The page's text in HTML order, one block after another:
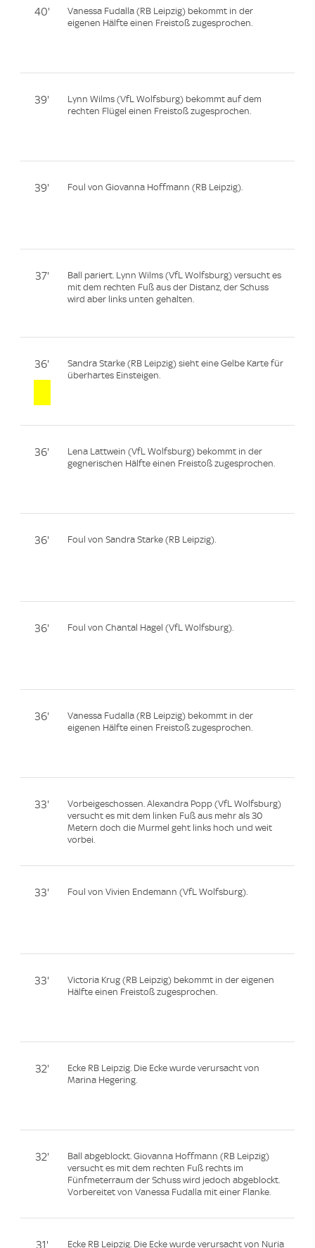
40'
Vanessa Fudalla (RB Leipzig) bekommt in der
eigenen Hälfte einen Freistoß zugesprochen.
39'
Lynn Wilms (VfL Wolfsburg) bekommt auf dem
rechten Flügel einen Freistoß zugesprochen.
39' Foul von Giovanna Hoffmann (RB Leipzig).
37'
Ball pariert. Lynn Wilms (VfL Wolfsburg) versucht es
mit dem rechten Fuß aus der Distanz, der Schuss
wird aber links unten gehalten.
36'
Sandra Starke (RB Leipzig) sieht eine Gelbe Karte für
überhartes Einsteigen.
36'
Lena Lattwein (VfL Wolfsburg) bekommt in der
gegnerischen Hälfte einen Freistoß zugesprochen.
36' Foul von Sandra Starke (RB Leipzig).
36' Foul von Chantal Hagel (VfL Wolfsburg).
36'
Vanessa Fudalla (RB Leipzig) bekommt in der
eigenen Hälfte einen Freistoß zugesprochen.
33'
Vorbeigeschossen. Alexandra Popp (VfL Wolfsburg)
versucht es mit dem linken Fuß aus mehr als 30
Metern doch die Murmel geht links hoch und weit
vorbei.
33' Foul von Vivien Endemann (VfL Wolfsburg).
33'
Victoria Krug (RB Leipzig) bekommt in der eigenen
Hälfte einen Freistoß zugesprochen.
32'
Ecke RB Leipzig. Die Ecke wurde verursacht von
Marina Hegering.
32'
Ball abgeblockt. Giovanna Hoffmann (RB Leipzig)
versucht es mit dem rechten Fuß rechts im
Fünfmeterraum der Schuss wird jedoch abgeblockt.
Vorbereitet von Vanessa Fudalla mit einer Flanke.
Ecke RB Leipzig. Die Ecke wurde verursacht von Nuria